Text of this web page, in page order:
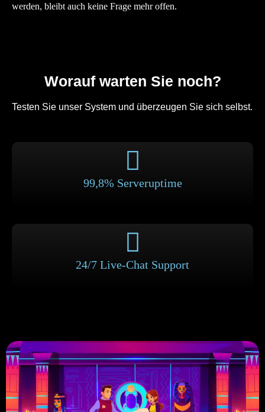
werden, bleibt auch keine Frage mehr offen.
Worauf warten Sie noch?
Testen Sie unser System und überzeugen Sie sich selbst.
99,8% Serveruptime
24/7 Live-Chat Support